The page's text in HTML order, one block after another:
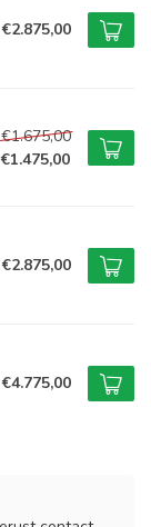
€2.875,00
€1.675,00
€1.475,00
€2.875,00
€4.775,00